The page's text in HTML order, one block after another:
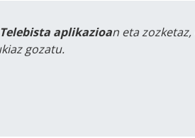
aplikazioan eta
gozatu.